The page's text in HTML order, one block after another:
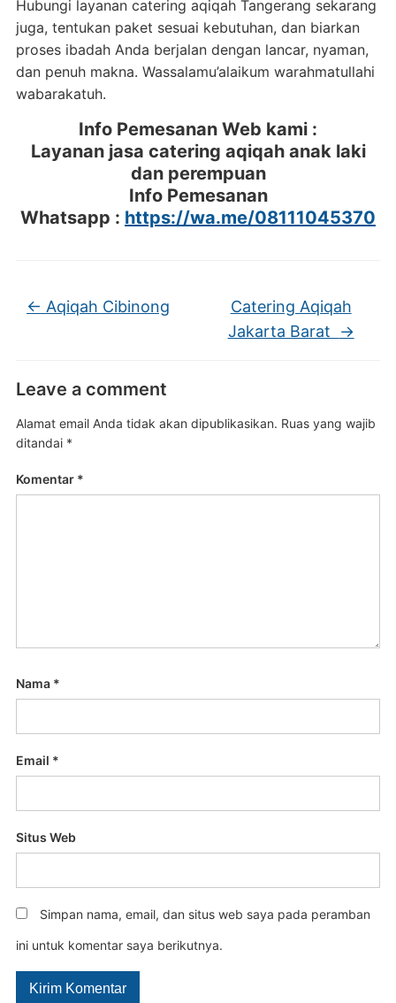
Hubungi layanan catering aqiqah Tangerang sekarang
juga, tentukan paket sesuai kebutuhan, dan biarkan
proses ibadah Anda berjalan dengan lancar, nyaman,
dan penuh makna. Wassalamu’alaikum warahmatullahi
wabarakatuh.
Info Pemesanan Web kami :
Layanan jasa catering aqiqah anak laki
dan perempuan
Info Pemesanan
Whatsapp : https://wa.me/08111045370
← Aqiqah Cibinong
Catering Aqiqah
Jakarta Barat
→
Leave a comment
Alamat email Anda tidak akan dipublikasikan. Ruas yang wajib
ditandai *
Komentar *
Nama *
Email *
Situs Web
Simpan nama, email, dan situs web saya pada peramban
ini untuk komentar saya berikutnya.